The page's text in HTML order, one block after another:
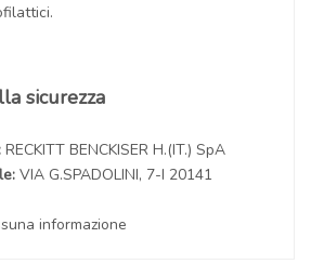
sicurezza
RECKITT BENCKISER H.(IT.) SpA
VIA G.SPADOLINI, 7-I 20141
informazione